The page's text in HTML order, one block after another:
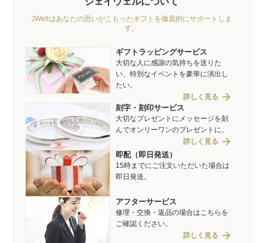
JWellはあなたの思いがこもったギフトを徹底的にサポートしま
す。
ギフトラッピングサービス
大切な人に感謝の気持ちを送りた
い、特別なイベントを豪華に演出し
たい。
詳しく見る arrow_forward
刻字・刻印サービス
大切なプレゼントにメッセージを刻
んでオンリーワンのプレゼントに。
詳しく見る arrow_forward
即配（即日発送）
15時までにご注文いただいた場合は
即日発送。
アフターサービス
修理・交換・返品の場合はこちらを
ご確認ください。
詳しく見る arrow_forward